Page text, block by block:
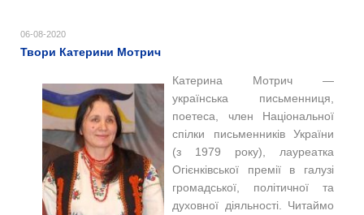
06-08-2020
Твори Катерини Мотрич
Катерина Мотрич —
українська письменниця,
поетеса, член Національної
спілки письменників України
(з 1979 року), лауреатка
Огієнківської премії в галузі
громадської, політичної та
духовної діяльності. Читаймо